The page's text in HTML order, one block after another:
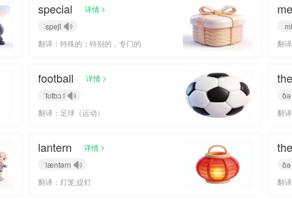
special 详情 >
ˈspeʃl
翻译：特殊的；特别的，专门的
翻
football 详情 >
ˈfʊtbɔːl
翻译：足球（运动）
ðə
翻
lantern 详情 >
ˈlæntərn
翻译：灯笼;提灯
ðə
翻